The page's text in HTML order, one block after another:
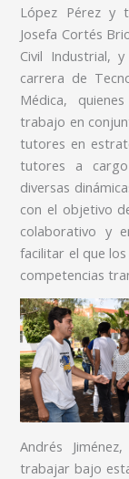
López Pérez y
Josefa Cortés
Civil Industrial,
carrera de
Médica,
trabajo en
tutores en
tutores a
diversas
con el objetivo
colaborativo y
facilitar el que
competencias
Andrés
trabajar bajo